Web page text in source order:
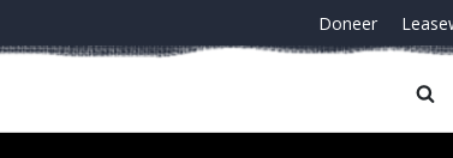
Doneer